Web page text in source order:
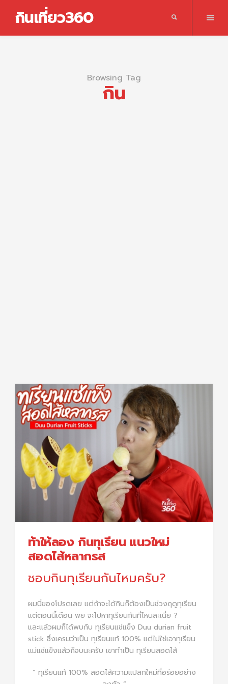
กินเที่ยว360
Browsing Tag
กิน
ท้าให้ลอง กินทุเรียน แนวใหม่
สอดไส้หลากรส
ชอบกินทุเรียนกันไหมครับ?
ผมนี่ของโปรดเลย แต่ถ้าจะได้กินก็ต้องเป็นช่วงฤดูทุเรียน
แต่ตอนนี้เดือน พย จะไปหาทุเรียนกันที่ไหนละเนี่ย ?
และแล้วผมก็ได้พบกับ ทุเรียนแช่แข็ง Duu durian fruit
stick ซึ่งเครมว่าเป็น ทุเรียนแท้ 100% แต่ไม่ใช่เอาทุเรียน
แม่แช่แข็งแล้วก็จบนะครับ เขาทำเป็น ทุเรียนสอดไส้
” ทุเรียนแท้ 100% สอดไส้ความแปลกใหม่ที่อร่อยอย่าง